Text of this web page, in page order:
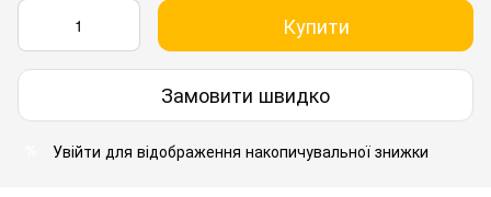
Купити
Замовити швидко
Увійти для відображення накопичувальної знижки